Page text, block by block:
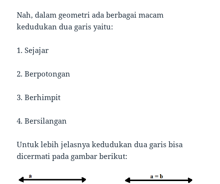
Nah, dalam geometri ada berbagai macam
kedudukan dua garis yaitu:
1. Sejajar
2. Berpotongan
3. Berhimpit
4. Bersilangan
Untuk lebih jelasnya kedudukan dua garis bisa
dicermati pada gambar berikut: